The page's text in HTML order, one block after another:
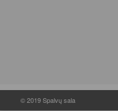
© 2019 Spalvų sala